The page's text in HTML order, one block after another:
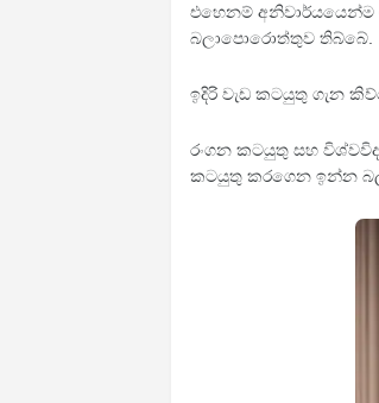
එහෙනම් අනිවාර්යයෙන්ම
බලාපොරොත්තුව තිබ්බේ.
ඉදිරි වැඩ කටයුතු ගැන
රංගන කටයුතු සහ
කටයුතු කරගෙන ඉන්න